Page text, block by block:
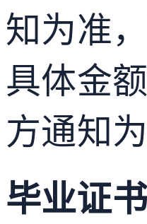
知为准
具体金
方通知
毕业证